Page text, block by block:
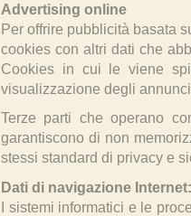
Advertising online
Per offrire pubblicità basata
cookies con altri dati che
Cookies in cui le viene
visualizzazione degli
Terze parti che operano
garantiscono di non
stessi standard di privacy e
Dati di navigazione Internet:
I sistemi informatici e le